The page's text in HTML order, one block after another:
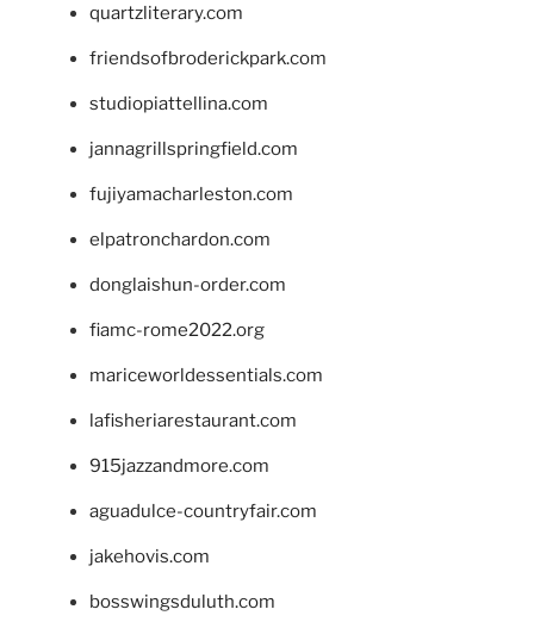
quartzliterary.com
friendsofbroderickpark.com
studiopiattellina.com
jannagrillspringfield.com
fujiyamacharleston.com
elpatronchardon.com
donglaishun-order.com
fiamc-rome2022.org
mariceworldessentials.com
lafisheriarestaurant.com
915jazzandmore.com
aguadulce-countryfair.com
jakehovis.com
bosswingsduluth.com